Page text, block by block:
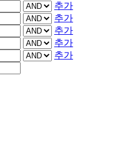
추가
추가
추가
추가
추가